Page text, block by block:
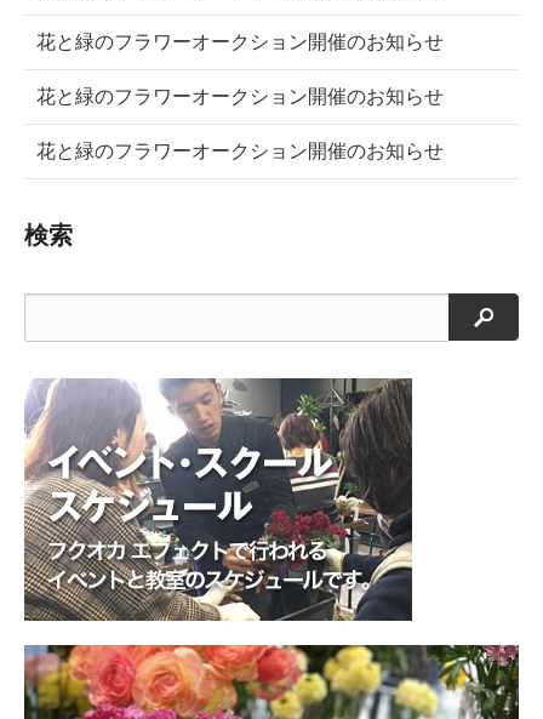
花と緑のフラワーオークション開催のお知らせ
花と緑のフラワーオークション開催のお知らせ
花と緑のフラワーオークション開催のお知らせ
検索
検索